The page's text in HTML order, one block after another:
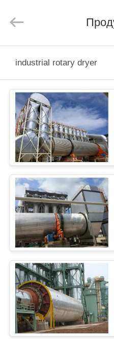
ТОВАРЫ
НАС
ТУР
ПО
ФАБРИКЕ
КОНТРОЛЬ
КАЧЕСТВА
СВЯЖИТЕСЬ
НАМИ
LTD..
industrial rotary dryer